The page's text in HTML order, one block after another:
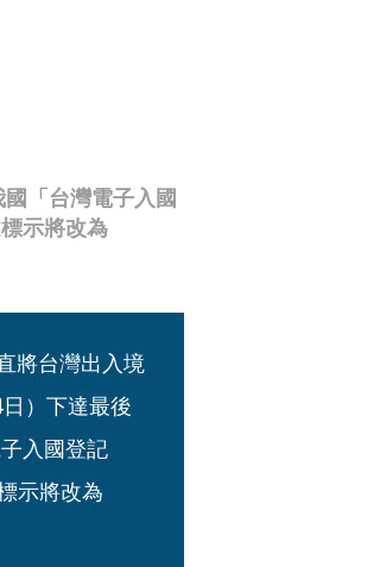
「台灣電子入國
示將改為
將台灣出入境
）下達最後
入國登記
示將改為